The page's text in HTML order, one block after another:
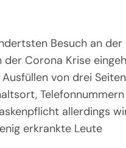
Besuch an der
Corona Krise
von drei Seiten
Telefonnummern
allerdings
erkrankte Leute